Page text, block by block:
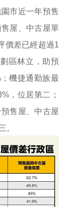
市近一年預售
屋、中古屋單
價差已經超過1
區林立，助預
機捷通勤族最
，位居第二；
售屋、中古屋
。